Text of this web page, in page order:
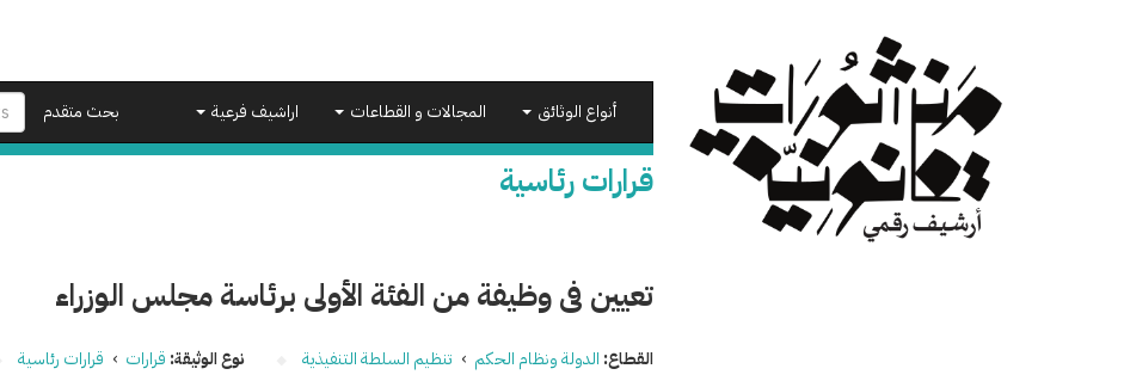
بحث متقدم
أنواع الوثائق المجالات و القطاعات اراشيف فرعية
قرارات رئاسية
تعيين فى وظيفة من الفئة الأولى برئاسة مجلس الوزراء
القطاع: الدولة ونظام الحكم › تنظيم السلطة التنفيذية نوع الوثيقة: قرارات › قرارات رئاسية